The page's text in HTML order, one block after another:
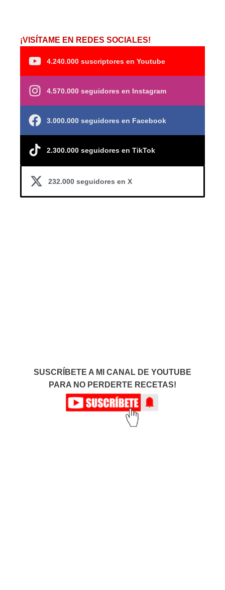
¡VISÍTAME EN REDES SOCIALES!
4.240.000 suscriptores en Youtube
4.570.000 seguidores en Instagram
3.000.000 seguidores en Facebook
2.300.000 seguidores en TikTok
232.000 seguidores en X
SUSCRÍBETE A MI CANAL DE YOUTUBE
PARA NO PERDERTE RECETAS!